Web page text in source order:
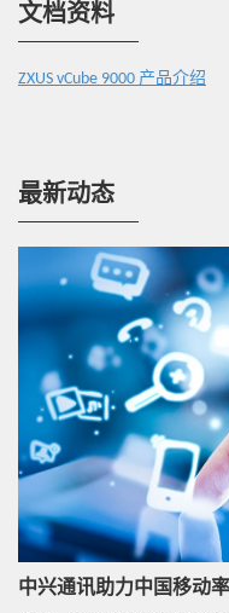
运维简便
弹性伸缩：
vCube实现了
为粒度进行伸
易集成：
护场景中，
丰富的安全功能
vCube可以
御功能，如基
略、DDoS、
文档资料
ZXUS vCube 9000 产品介绍
最新动态
中兴通讯助力中国移动